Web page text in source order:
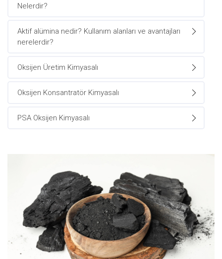
Nelerdir?
Aktif alümina nedir? Kullanım alanları ve avantajları
nerelerdir?
Oksijen Üretim Kimyasalı
Oksijen Konsantratör Kimyasalı
PSA Oksijen Kimyasalı